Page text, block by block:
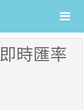
即時匯率